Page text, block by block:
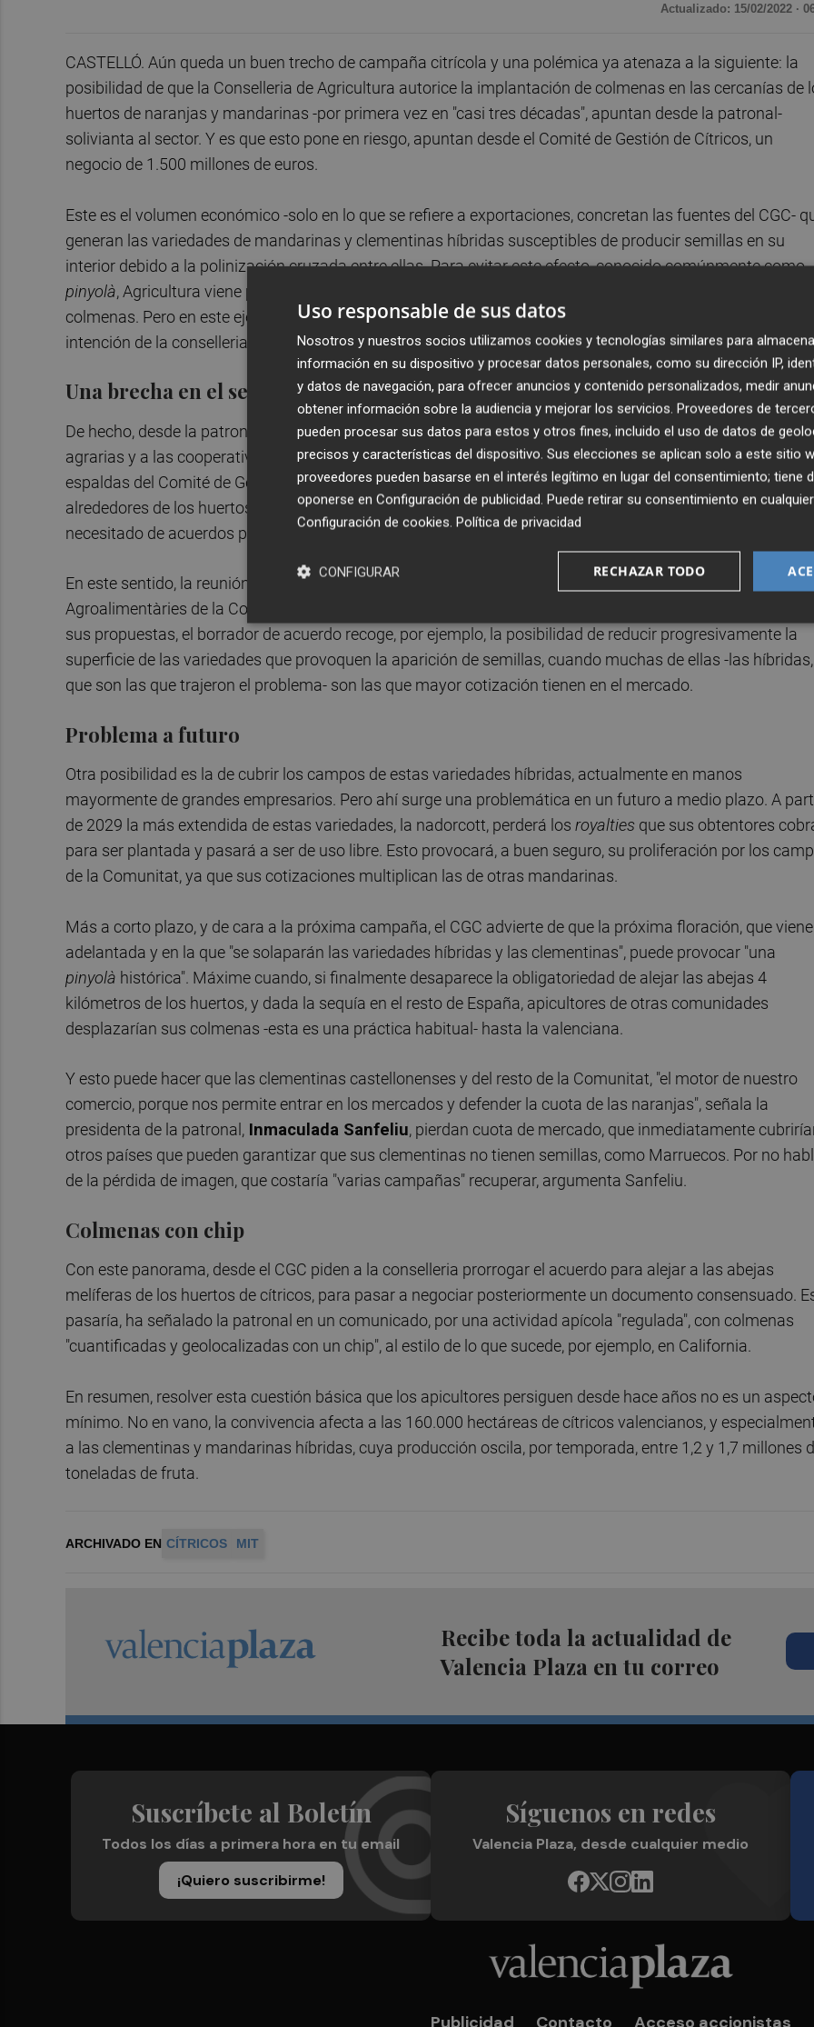
Actualizado: 15/02/2022 ·
CASTELLÓ. Aún queda un buen trecho de campaña citrícola y una polémica ya atenaza a la siguiente: la
posibilidad de que la Conselleria de Agricultura autorice la implantación de colmenas en las cercanías de
huertos de naranjas y mandarinas -por primera vez en "casi tres décadas", apuntan desde la patronal-
solivianta al sector. Y es que esto pone en riesgo, apuntan desde el Comité de Gestión de Cítricos, un
negocio de 1.500 millones de euros.
Este es el volumen económico -solo en lo que se refiere a exportaciones, concretan las fuentes del CGC-
generan las variedades de mandarinas y clementinas híbridas susceptibles de producir semillas en su
interior debido a la polinización cruzada entre ellas. Para evitar este efecto, conocido comúnmente como
pinyolà, Agricultura viene publicando una orden, año tras año, que impone restricciones a la ubicación de
colmenas. Pero en este ejercicio el sector -desde elcampo a losexportadores
intención de la conselleria es acercar las abejas a los campos.
Una brecha en el sector
De hecho, desde la patronal estatal apuntan que "parte del sector -en referencia a las organizaciones
agrarias y a las cooperativas- viene negociando, con el beneplácito de la Conselleria de Agricultura y a
espaldas del Comité de Gestión de Cítricos" un documento que permita los asentamientos apícolas en los
alrededores de los huertos de naranja. Y esto puede provocar una grave división en el sector citrícola, tan
necesitado de acuerdos para hacer frente a otros problemas, como la llegada de plagas foráneas.
En este sentido, la reunión convocada para este lunes en la sede de la Federació de Cooperatives
Agroalimentàries de la Comunitat, y a la que ha sido invitado el CGC, se espera caldeada. No en vano,
sus propuestas, el borrador de acuerdo recoge, por ejemplo, la posibilidad de reducir progresivamente la
superficie de las variedades que provoquen la aparición de semillas, cuando muchas de ellas -las híbridas,
que son las que trajeron el problema- son las que mayor cotización tienen en el mercado.
Problema a futuro
Otra posibilidad es la de cubrir los campos de estas variedades híbridas, actualmente en manos
mayormente de grandes empresarios. Pero ahí surge una problemática en un futuro a medio plazo. A
de 2029 la más extendida de estas variedades, la nadorcott, perderá los royalties que sus obtentores
para ser plantada y pasará a ser de uso libre. Esto provocará, a buen seguro, su proliferación por los
de la Comunitat, ya que sus cotizaciones multiplican las de otras mandarinas.
Más a corto plazo, y de cara a la próxima campaña, el CGC advierte de que la próxima floración, que viene
adelantada y en la que "se solaparán las variedades híbridas y las clementinas", puede provocar "una
pinyolà histórica". Máxime cuando, si finalmente desaparece la obligatoriedad de alejar las abejas 4
kilómetros de los huertos, y dada la sequía en el resto de España, apicultores de otras comunidades
desplazarían sus colmenas -esta es una práctica habitual- hasta la valenciana.
Y esto puede hacer que las clementinas castellonenses y del resto de la Comunitat, "el motor de nuestro
comercio, porque nos permite entrar en los mercados y defender la cuota de las naranjas", señala la
presidenta de la patronal, Inmaculada Sanfeliu, pierdan cuota de mercado, que inmediatamente
otros países que pueden garantizar que sus clementinas no tienen semillas, como Marruecos. Por no
de la pérdida de imagen, que costaría "varias campañas" recuperar, argumenta Sanfeliu.
Colmenas con chip
Con este panorama, desde el CGC piden a la conselleria prorrogar el acuerdo para alejar a las abejas
melíferas de los huertos de cítricos, para pasar a negociar posteriormente un documento consensuado.
pasaría, ha señalado la patronal en un comunicado, por una actividad apícola "regulada", con colmenas
"cuantificadas y geolocalizadas con un chip", al estilo de lo que sucede, por ejemplo, en California.
En resumen, resolver esta cuestión básica que los apicultores persiguen desde hace años no es un
mínimo. No en vano, la convivencia afecta a las 160.000 hectáreas de cítricos valencianos, y
a las clementinas y mandarinas híbridas, cuya producción oscila, por temporada, entre 1,2 y 1,7 millones
toneladas de fruta.
ARCHIVADO EN CÍTRICOS MIT
Recibe toda la actualidad de
Valencia Plaza en tu correo
Suscríbete al Boletín
Todos los días a primera hora en tu email
¡Quiero suscribirme!
Síguenos en redes
Valencia Plaza, desde cualquier medio
Publicidad Contacto Acceso accionistas
Uso responsable de sus datos
Nosotros y nuestros socios utilizamos cookies y tecnologías similares para
información en su dispositivo y procesar datos personales, como su dirección IP,
y datos de navegación, para ofrecer anuncios y contenido personalizados, medir
obtener información sobre la audiencia y mejorar los servicios. Proveedores de
pueden procesar sus datos para estos y otros fines, incluido el uso de datos de
precisos y características del dispositivo. Sus elecciones se aplican solo a este sitio
proveedores pueden basarse en el interés legítimo en lugar del consentimiento; tiene
oponerse en Configuración de publicidad. Puede retirar su consentimiento en
Configuración de cookies. Política de privacidad
RECHAZAR TODO
CONFIGURAR